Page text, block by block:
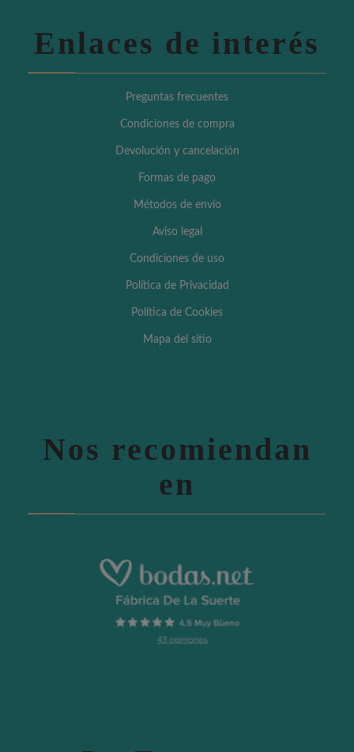
Enlaces de interés
Preguntas frecuentes
Condiciones de compra
Devolución y cancelación
Formas de pago
Métodos de envío
Aviso legal
Condiciones de uso
Política de Privacidad
Política de Cookies
Mapa del sitio
Nos recomiendan
en